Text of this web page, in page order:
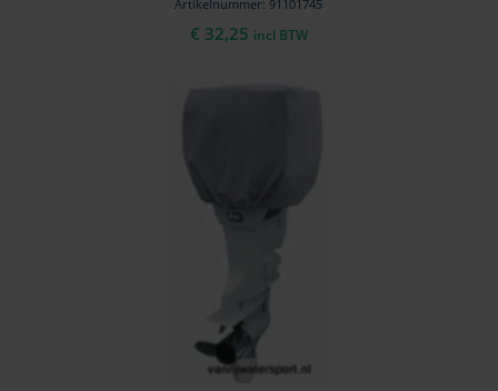
Artikelnummer: 91101745
€ 32,25 incl BTW